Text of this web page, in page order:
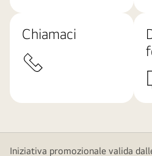
Chiamaci
Iniziativa promozionale valida